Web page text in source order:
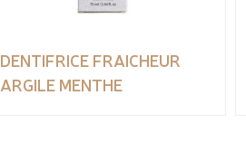
DENTIFRICE FRAICHEUR
ARGILE MENTHE